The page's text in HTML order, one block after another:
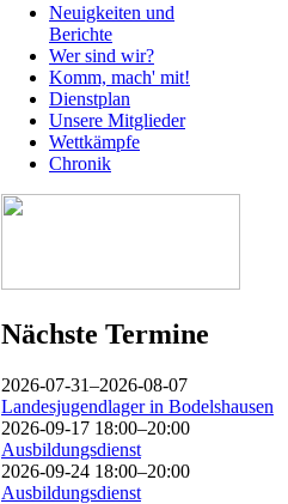
Neuigkeiten und
Berichte
Wer sind wir?
Komm, mach' mit!
Dienstplan
Unsere Mitglieder
Wettkämpfe
Chronik
Nächste Termine
2026-07-31–2026-08-07
Landesjugendlager in Bodelshausen
2026-09-17 18:00–20:00
Ausbildungsdienst
2026-09-24 18:00–20:00
Ausbildungsdienst